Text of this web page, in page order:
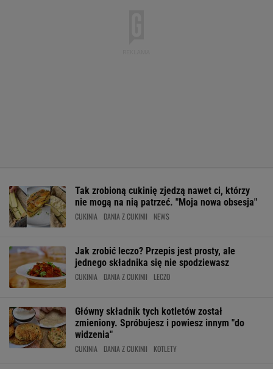
Tak zrobioną cukinię zjedzą nawet ci, którzy
nie mogą na nią patrzeć. "Moja nowa obsesja"
CUKINIA DANIA Z CUKINII NEWS
Jak zrobić leczo? Przepis jest prosty, ale
jednego składnika się nie spodziewasz
CUKINIA DANIA Z CUKINII LECZO
Główny składnik tych kotletów został
zmieniony. Spróbujesz i powiesz innym "do
widzenia"
CUKINIA DANIA Z CUKINII KOTLETY